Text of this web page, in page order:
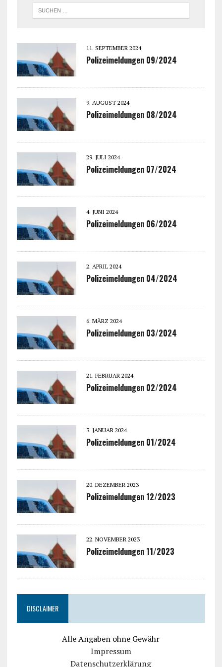
11. SEPTEMBER 2024
Polizeimeldungen 09/2024
9. AUGUST 2024
Polizeimeldungen 08/2024
29. JULI 2024
Polizeimeldungen 07/2024
4. JUNI 2024
Polizeimeldungen 06/2024
2. APRIL 2024
Polizeimeldungen 04/2024
6. MÄRZ 2024
Polizeimeldungen 03/2024
21. FEBRUAR 2024
Polizeimeldungen 02/2024
3. JANUAR 2024
Polizeimeldungen 01/2024
20. DEZEMBER 2023
Polizeimeldungen 12/2023
22. NOVEMBER 2023
Polizeimeldungen 11/2023
DISCLAIMER
Alle Angaben ohne Gewähr
Impressum
Datenschutzerklärung